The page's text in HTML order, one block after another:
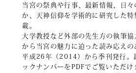
当宮の祭典や行事、最新情報、日
か、天神信仰を学術的に研究した
載。
大学教授など外部の先生方の執筆
から当宮の魅力に迫った読み応えの
平成26年（2014）から季刊発行。
ックナンバーをPDFでご覧いただけ